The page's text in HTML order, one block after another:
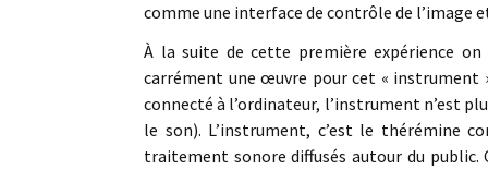
comme une interface de contrôle de l’image
À la suite de cette première expérience on
carrément une œuvre pour cet « instrument
connecté à l’ordinateur, l’instrument n’est
le son). L’instrument, c’est le thérémine
traitement sonore diffusés autour du public.